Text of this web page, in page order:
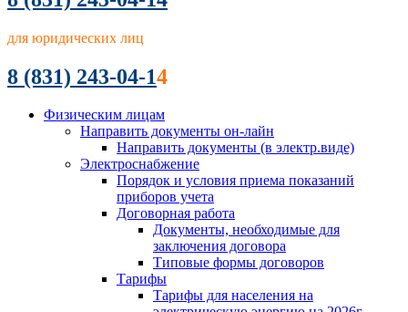
для юридических лиц
8 (831) 243-04-14
Физическим лицам
Направить документы он-лайн
Направить документы (в электр.виде)
Электроснабжение
Порядок и условия приема показаний
приборов учета
Договорная работа
Документы, необходимые для
заключения договора
Типовые формы договоров
Тарифы
Тарифы для населения на